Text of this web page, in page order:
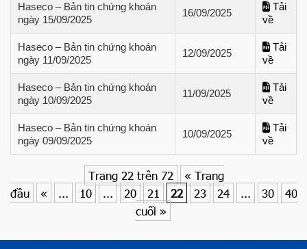
Haseco – Bản tin chứng khoán
ngày 15/09/2025
16/09/2025
Tải
về
Haseco – Bản tin chứng khoán
ngày 11/09/2025
12/09/2025
Tải
về
Haseco – Bản tin chứng khoán
ngày 10/09/2025
11/09/2025
Tải
về
Haseco – Bản tin chứng khoán
ngày 09/09/2025
10/09/2025
Tải
về
Trang 22 trên 72
« Trang
đầu
« ... 10 ... 20 21 22 23 24 ... 30
40
cuối »